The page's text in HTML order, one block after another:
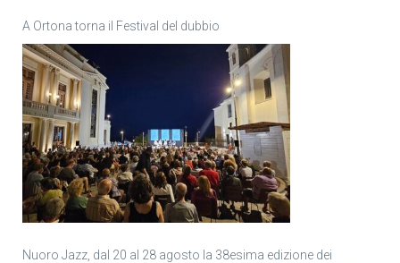
A Ortona torna il Festival del dubbio
Nuoro Jazz, dal 20 al 28 agosto la 38esima edizione dei